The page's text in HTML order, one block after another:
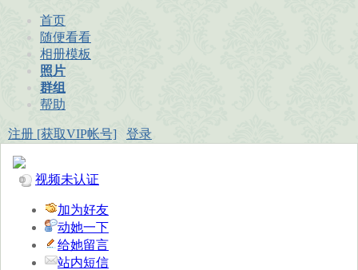
首页
随便看看
相册模板
照片
群组
帮助
注册 [获取VIP帐号] 登录
视频未认证
加为好友
动她一下
给她留言
站内短信